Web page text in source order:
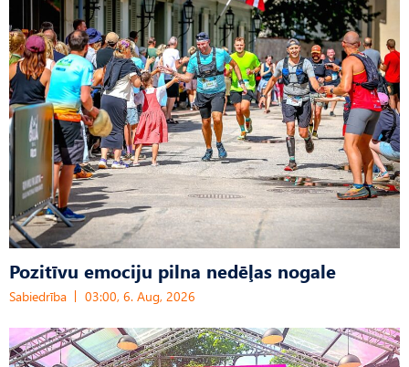
Pozitīvu emociju pilna nedēļas nogale
Sabiedrība 03:00, 6. Aug, 2026